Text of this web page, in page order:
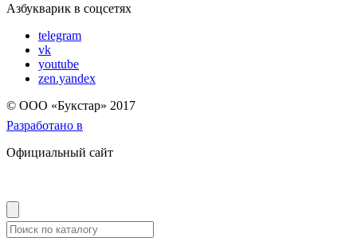
Азбукварик в соцсетях
telegram
vk
youtube
zen.yandex
© OOO «Букстар» 2017
Разработано в
Официальный сайт